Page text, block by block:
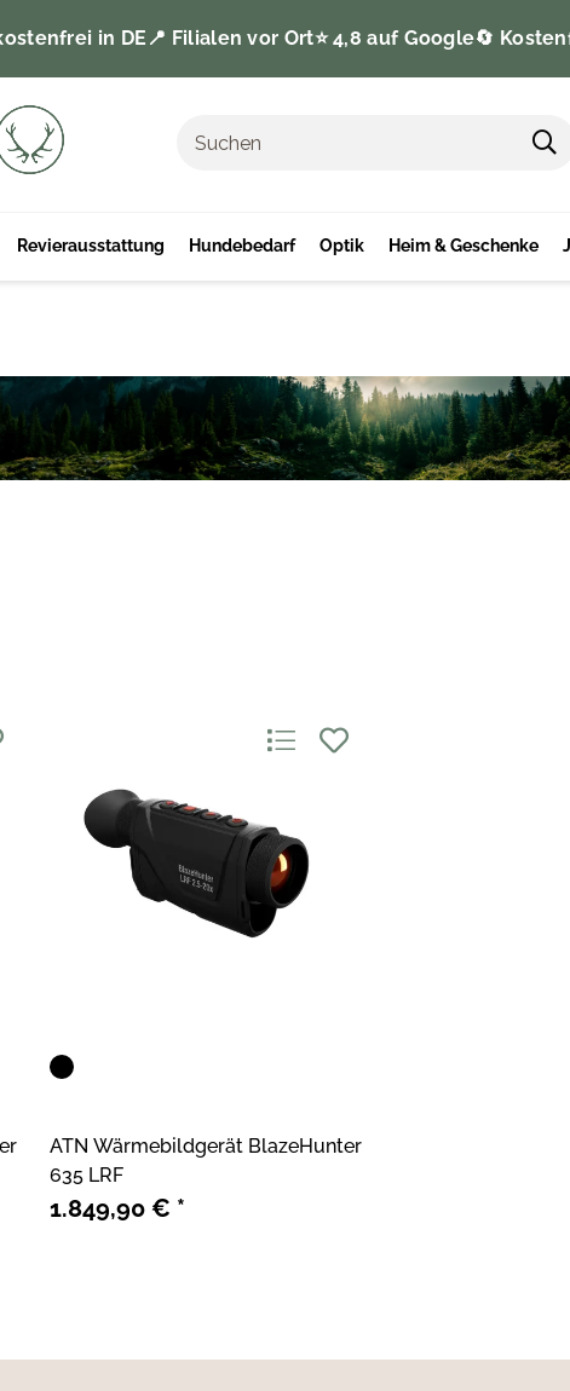
in DE 📍 Filialen vor Ort⭐️ 4,8 auf Google🔄
Revierausstattung Hundebedarf Optik Heim & Geschenke
ATN Wärmebildgerät BlazeHunter
635 LRF
1.849,90 € *